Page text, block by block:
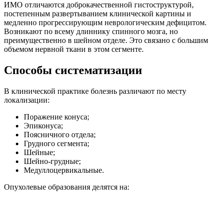
ИМО отличаются доброкачественной гистоструктурой,
постепенным развертыванием клинической картины и
медленно прогрессирующим неврологическим дефицитом.
Возникают по всему длиннику спинного мозга, но
преимущественно в шейном отделе. Это связано с большим
объемом нервной ткани в этом сегменте.
Способы систематизации
В клинической практике болезнь различают по месту
локализации:
Поражение конуса;
Эпиконуса;
Поясничного отдела;
Грудного сегмента;
Шейные;
Шейно-грудные;
Медуллоцервикальные.
Опухолевые образования делятся на: